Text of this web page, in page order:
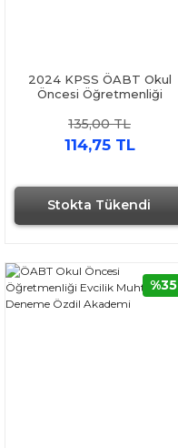
Stokta Tükendi
2024 KPSS ÖABT Okul
Öncesi Öğretmenliği
Deneme Pegem Yayınları
135,00 TL
114,75 TL
Hızlı Gönderi
%35